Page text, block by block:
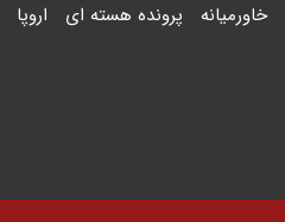
خاورمیانه پرونده هسته ای اروپا